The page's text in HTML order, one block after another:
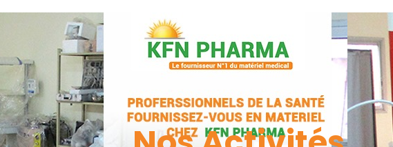
Service Entretien
Service Installation
Service vente de matériel
biomédical
Nos Activités